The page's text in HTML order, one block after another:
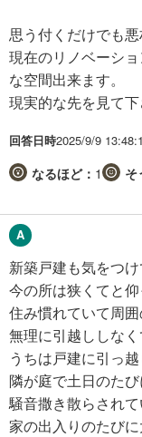
思う付くだけでも悪
現在のリノベーシ
な空間出来ます。
現実的な先を見て下
回答日時2025/9/9
なるほど： 1 そ
新築戸建も気をつけ
今の所は狭くてと
住み慣れていて周
無理に引越ししなく
うちは戸建に引っ
隣が庭で土日のた
騒音撒き散らされて
家の出入りのたび